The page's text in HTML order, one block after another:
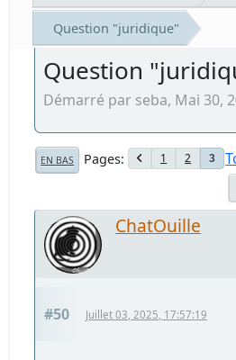
Question "juridique"
Question
Démarré par seba, Mai 30,
EN BAS Pages 1 2 3
ChatOuille
#50 Juillet 03, 2025, 17:57:19